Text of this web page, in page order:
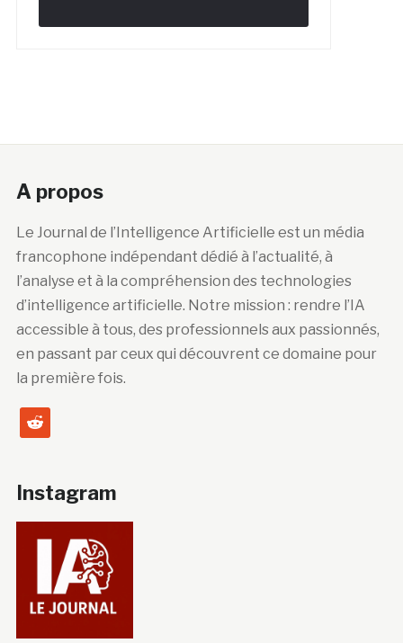
A propos
Le Journal de l’Intelligence Artificielle est un média
francophone indépendant dédié à l’actualité, à
l’analyse et à la compréhension des technologies
d’intelligence artificielle. Notre mission : rendre l’IA
accessible à tous, des professionnels aux passionnés,
en passant par ceux qui découvrent ce domaine pour
la première fois.
reddit
Instagram